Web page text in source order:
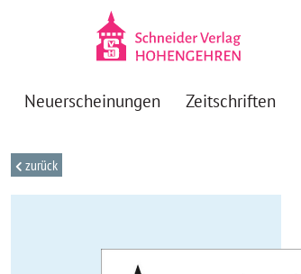
Neuerscheinungen Zeitschriften
zurück